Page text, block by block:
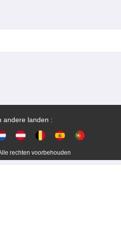
andere landen :
rechten voorbehouden